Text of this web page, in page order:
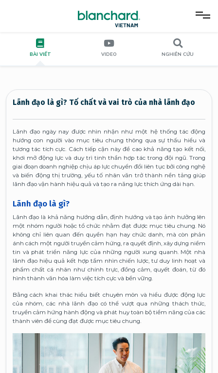
BÀI VIẾT VIDEO NGHIÊN CỨU
Lãnh đạo là gì? Tố chất và vai trò của nhà lãnh đạo
Lãnh đạo ngày nay được nhìn nhận như một hệ thống tác động
hướng con người vào mục tiêu chung thông qua sự thấu hiểu và
tương tác tích cực. Cách tiếp cận này đề cao khả năng tạo kết nối,
khơi mở động lực và duy trì tinh thần hợp tác trong đội ngũ. Trong
giai đoạn doanh nghiệp chịu áp lực chuyển đổi liên tục bởi công nghệ
và biến động thị trường, yếu tố nhân văn trở thành nền tảng giúp
lãnh đạo vận hành hiệu quả và tạo ra năng lực thích ứng dài hạn.
Lãnh đạo là gì?
Lãnh đạo là khả năng hướng dẫn, định hướng và tạo ảnh hưởng lên
một nhóm người hoặc tổ chức nhằm đạt được mục tiêu chung. Nó
không chỉ liên quan đến quyền hạn hay chức danh, mà còn phản
ánh cách một người truyền cảm hứng, ra quyết định, xây dựng niềm
tin và phát triển năng lực của những người xung quanh. Một nhà
lãnh đạo hiệu quả kết hợp tầm nhìn chiến lược, tư duy linh hoạt và
phẩm chất cá nhân như chính trực, đồng cảm, quyết đoán, từ đó
hình thành văn hóa làm việc tích cực và bền vững.
Bằng cách khai thác hiểu biết chuyên môn và hiểu được động lực
của nhóm, các nhà lãnh đạo có thể vượt qua những thách thức,
truyền cảm hứng hành động và phát huy toàn bộ tiềm năng của các
thành viên để cùng đạt được mục tiêu chung.